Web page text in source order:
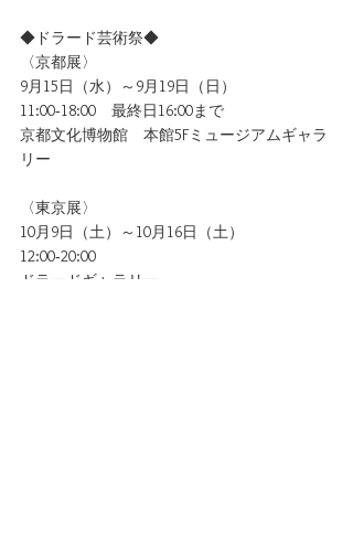
◆ドラード芸術祭◆
〈京都展〉
9月15日（水）～9月19日（日）
11:00‐18:00　最終日16:00まで
京都文化博物館　本館5Fミュージアムギャラ
リー
〈東京展〉
10月9日（土）～10月16日（土）
12:00‐20:00
ドラードギャラリー